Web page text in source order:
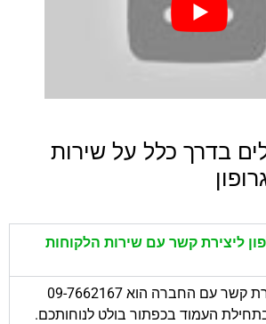
בדרך כלל על שירות
ליצירת קשר עם שירות הלקוחות
מספר הטלפון ליצירת קשר עם החברה הוא 09-7662167
העמוד בכפתור בולט לנוחותכם.